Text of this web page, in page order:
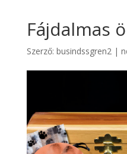
Fájdalmas
Szerző: busindssgren2|